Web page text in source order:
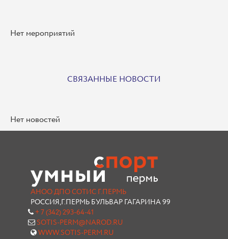
Нет мероприятий
СВЯЗАННЫЕ НОВОСТИ
Нет новостей
АНОО ДПО СОТИС Г.ПЕРМЬ
РОССИЯ,Г.ПЕРМЬ БУЛЬВАР ГАГАРИНА 99
+ 7 (342) 293-64-41
SOTIS-PERM@NAROD.RU
WWW.SOTIS-PERM.RU